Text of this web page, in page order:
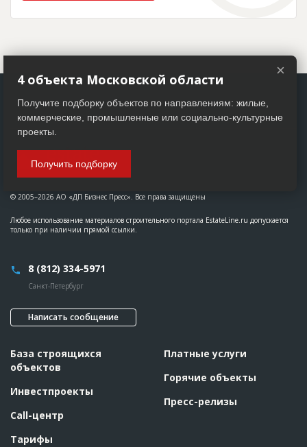
© 2005–2026 АО «ДП Бизнес Пресс». Все права защищены
Любое использование материалов строительного портала EstateLine.ru допускается
только при наличии прямой ссылки.
8 (812) 334-5971
Санкт-Петербург
Написать сообщение
База строящихся
объектов
Инвестпроекты
Call-центр
Тарифы
Платные услуги
Горячие объекты
Пресс-релизы
×
4 объекта Московской области
Получите подборку объектов по направлениям: жилые,
коммерческие, промышленные или социально-культурные
проекты.
Получить подборку